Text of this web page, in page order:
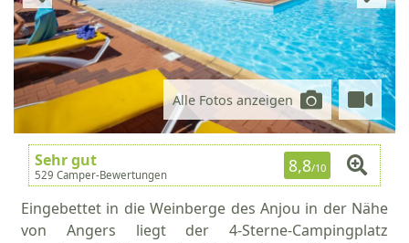
Alle Fotos anzeigen
Sehr gut
529 Camper-Bewertungen 8,8/10
Eingebettet in die Weinberge des Anjou in der Nähe
von Angers liegt der 4-Sterne-Campingplatz